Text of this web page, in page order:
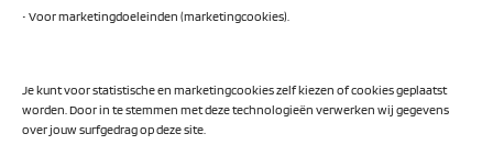
• Voor marketingdoeleinden (marketingcookies).
Je kunt voor statistische en marketingcookies zelf kiezen of cookies geplaatst
worden. Door in te stemmen met deze technologieën verwerken wij gegevens
over jouw surfgedrag op deze site.
Niemeyer Campus